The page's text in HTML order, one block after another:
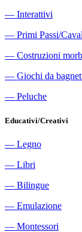
― Interattivi
― Primi Passi/
― Costruzioni
― Giochi da
― Peluche
Educativi/Creativi
― Legno
― Libri
― Bilingue
― Emulazione
― Montessori